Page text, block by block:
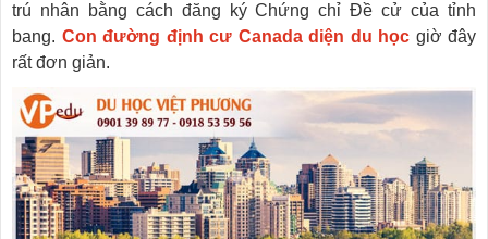
trú nhân bằng cách đăng ký Chứng chỉ Đề cử của tỉnh
bang. Con đường định cư Canada diện du học giờ đây
rất đơn giản.